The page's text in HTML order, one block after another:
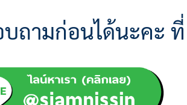
ถามก่อนได้นะคะ